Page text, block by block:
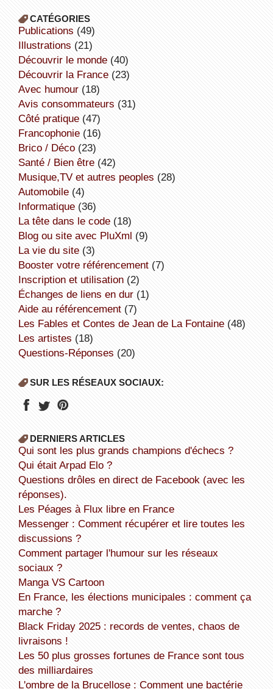
CATÉGORIES
publications (49)
illustrations (21)
découvrir le monde(40)
découvrir la France(23)
avec humour(18)
avis consommateurs (31)
côté pratique(47)
Francophonie(16)
Brico / Déco(23)
Santé / Bien être(42)
Musique,TV et autres peoples (28)
Automobile(4)
informatique(36)
la tête dans le code(18)
Blog ou site avec PluXml (9)
la vie du site(3)
booster votre référencement(7)
inscription et utilisation(2)
échanges de liens en dur(1)
aide au référencement(7)
Les Fables et Contes de Jean de La Fontaine(48)
Les artistes (18)
Questions-Réponses (20)
SUR LES RÉSEAUX SOCIAUX:
DERNIERS ARTICLES
Qui sont les plus grands champions d'échecs ?
Qui était Arpad Elo ?
Questions drôles en direct de Facebook (avec les
réponses).
Les Péages à Flux libre en France
Messenger : Comment récupérer et lire toutes les
discussions ?
Comment partager l'humour sur les réseaux
sociaux ?
Manga VS Cartoon
En France, les élections municipales : comment ça
marche ?
Black Friday 2025 : records de ventes, chaos de
livraisons !
Les 50 plus grosses fortunes de France sont tous
des milliardaires
L'ombre de la Brucellose : Comment une bactérie